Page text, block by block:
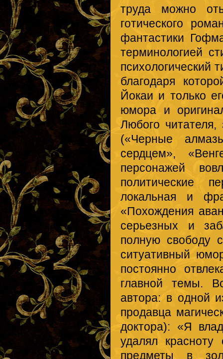
труда можно
готического
фантастики
терминологией
психологический
благодаря
Йокаи и только
юмора и
Любого
(«Черные
сердцем»,
персонажей
политические
локальная и
«Похождения
серьезных и
полную свободу
ситуативный
постоянно
главной темы.
автора: в одной
продавца
доктора): «Я
удалял
предметы в